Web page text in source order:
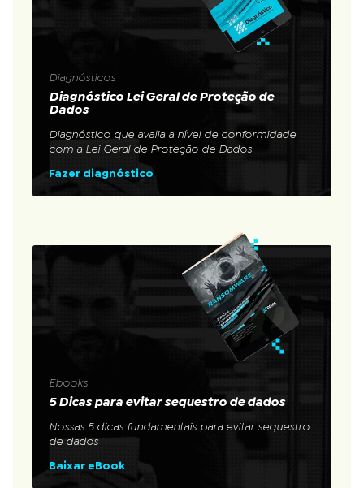
Diagnósticos
Diagnóstico Lei Geral de Proteção de
Dados
Diagnóstico que avalia a nível de conformidade
com a Lei Geral de Proteção de Dados
Fazer diagnóstico
Ebooks
5 Dicas para evitar sequestro de dados
Nossas 5 dicas fundamentais para evitar sequestro
de dados
Baixar eBook